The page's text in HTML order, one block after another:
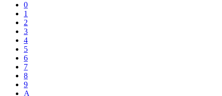
0
1
2
3
4
5
6
7
8
9
A